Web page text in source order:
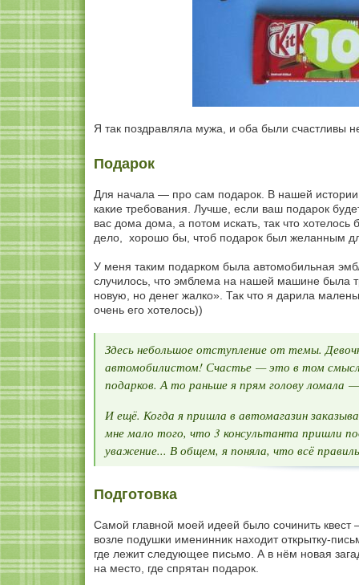
Я так поздравляла мужа, и оба были счастливы
Подарок
Для начала — про сам подарок. В нашей
какие требования. Лучше, если ваш подарок
вас дома дома, а потом искать, так что
дело, хорошо бы, чтоб подарок был желанным
У меня таким подарком была автомобильная
случилось, что эмблема на нашей машине была
новую, но денег жалко». Так что я дарила
очень его хотелось))
Здесь небольшое отступление от темы.
автомобилистом! Счастье — это в том
подарков. А то раньше я прям голову
И ещё. Когда я пришла в автомагазин
мне мало того, что 3 консультанта пришли
уважение... В общем, я поняла, что всё
Подготовка
Самой главной моей идеей было сочинить квест
возле подушки именинник находит открытку-
где лежит следующее письмо. А в нём новая
на место, где спрятан подарок.